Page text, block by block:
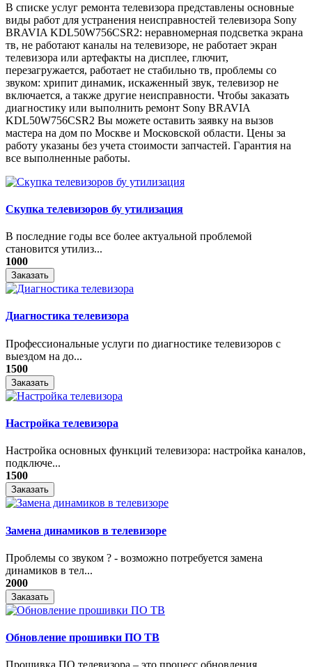
В списке услуг ремонта телевизора представлены основные
виды работ для устранения неисправностей телевизора Sony
BRAVIA KDL50W756CSR2: неравномерная подсветка экрана
тв, не работают каналы на телевизоре, не работает экран
телевизора или артефакты на дисплее, глючит,
перезагружается, работает не стабильно тв, проблемы со
звуком: хрипит динамик, искаженный звук, телевизор не
включается, а также другие неисправности. Чтобы заказать
диагностику или выполнить ремонт Sony BRAVIA
KDL50W756CSR2 Вы можете оставить заявку на вызов
мастера на дом по Москве и Московской области. Цены за
работу указаны без учета стоимости запчастей. Гарантия на
все выполненные работы.
Скупка телевизоров бу утилизация
​В последние годы все более актуальной проблемой
становится утилиз...
1000
Заказать
Диагностика телевизора
Профессиональные услуги по диагностике телевизоров с
выездом на до...
1500
Заказать
Настройка телевизора
Настройка основных функций телевизора: настройка каналов,
подключе...
1500
Заказать
Замена динамиков в телевизоре
Проблемы со звуком ? - возможно потребуется замена
динамиков в тел...
2000
Заказать
Обновление прошивки ПО ТВ